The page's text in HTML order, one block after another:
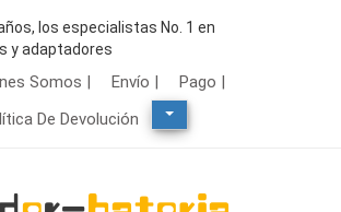
los especialistas No. 1 en
y adaptadores
Somos | Envío |
Pago |
De Devolución